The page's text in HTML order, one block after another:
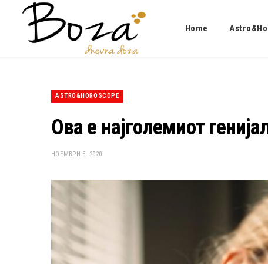
Home
ASTRO&HOROSCOPE
Ова е најголемиот
НОЕМВРИ 5, 2020